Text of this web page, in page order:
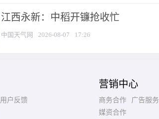
江西永新：中稻开镰抢收忙
中国天气网 2026-08-07 17:26
用户反馈
营销中心
商务合作
广告服务
媒资合作